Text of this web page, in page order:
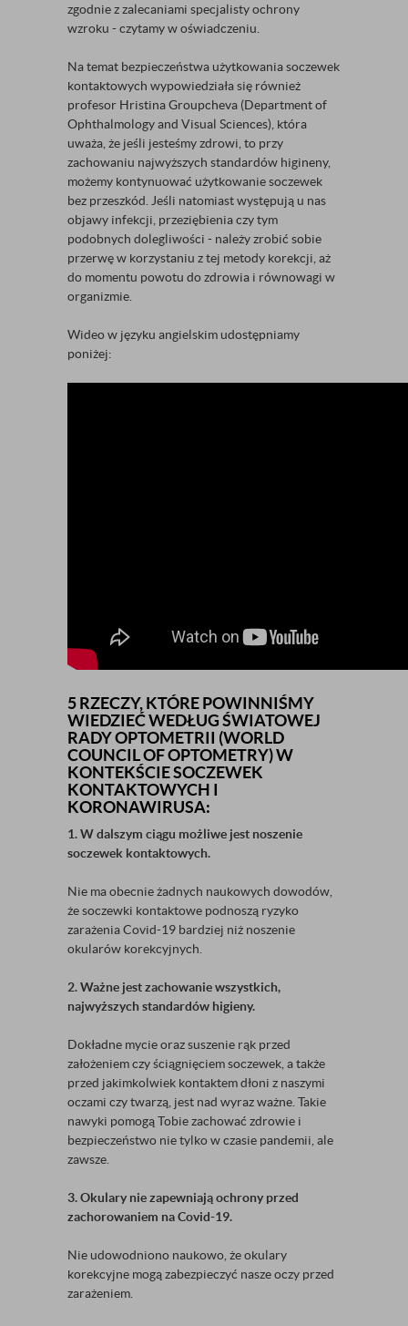
zgodnie z zalecaniami specjalisty ochrony
wzroku - czytamy w oświadczeniu.
Na temat bezpieczeństwa użytkowania soczewek
kontaktowych wypowiedziała się również
profesor Hristina Groupcheva (Department of
Ophthalmology and Visual Sciences), która
uważa, że jeśli jesteśmy zdrowi, to przy
zachowaniu najwyższych standardów higineny,
możemy kontynuować użytkowanie soczewek
bez przeszkód. Jeśli natomiast występują u nas
objawy infekcji, przeziębienia czy tym
podobnych dolegliwości - należy zrobić sobie
przerwę w korzystaniu z tej metody korekcji, aż
do momentu powotu do zdrowia i równowagi w
organizmie.
Wideo w języku angielskim udostępniamy
poniżej:
5 RZECZY, KTÓRE POWINNIŚMY
WIEDZIEĆ WEDŁUG ŚWIATOWEJ
RADY OPTOMETRII (WORLD
COUNCIL OF OPTOMETRY) W
KONTEKŚCIE SOCZEWEK
KONTAKTOWYCH I
KORONAWIRUSA:
1. W dalszym ciągu możliwe jest noszenie
soczewek kontaktowych.
Nie ma obecnie żadnych naukowych dowodów,
że soczewki kontaktowe podnoszą ryzyko
zarażenia Covid-19 bardziej niż noszenie
okularów korekcyjnych.
2. Ważne jest zachowanie wszystkich,
najwyższych standardów higieny.
Dokładne mycie oraz suszenie rąk przed
założeniem czy ściągnięciem soczewek, a także
przed jakimkolwiek kontaktem dłoni z naszymi
oczami czy twarzą, jest nad wyraz ważne. Takie
nawyki pomogą Tobie zachować zdrowie i
bezpieczeństwo nie tylko w czasie pandemii, ale
zawsze.
3. Okulary nie zapewniają ochrony przed
zachorowaniem na Covid-19.
Nie udowodniono naukowo, że okulary
korekcyjne mogą zabezpieczyć nasze oczy przed
zarażeniem.